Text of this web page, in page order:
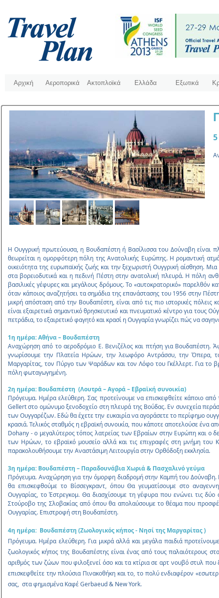
Αρχική Αεροπορικά Ακτοπλοϊκά Ελλάδα Εξωτικά
Η Ουγγρική πρωτεύουσα, η Βουδαπέστη ή Βασίλισσα του Δούναβη είναι
θεωρείται η οµορφότερη πόλη της Ανατολικής Ευρώπης. Η ροµαντική
οικειότητα της ευρωπαϊκής ζωής και την ξεχωριστή Ουγγρική
στα βορειοδυτικά και η πεδινή Πέστη στην ανατολική πλευρά. Η πόλη
βασιλικές γέφυρες και µεγάλους δρόµους. Το «αυτοκρατορικό» παρελθόν
όταν κάποιος αναζητήσει τα σηµάδια της επανάστασης του 1956 στην
µικρή απόσταση από την Βουδαπέστη, είναι από τις πιο ιστορικές
είναι εξαιρετικά σηµαντικό θρησκευτικό και πνευµατικό κέντρο για τους
πετράδια, το εξαιρετικό φαγητό και κρασί η Ουγγαρία γνωρίζει πώς να
1η ημέρα: Αθήνα – Βουδαπέστη
Αναχώρηση από το αεροδρόμιο Ε. Βενιζέλος και πτήση για Βουδαπέστη.
γνωρίσουμε την Πλατεία Ηρώων, την λεωφόρο Αντράσσυ, την Όπερα,
Μαργαρίτας, τον Πύργο των Ψαράδων και τον Λόφο του Γκέλλερτ. Για το
πόλη φωταγωγημένη.
2η ημέρα: Βουδαπέστη (Λουτρά – Αγορά – Εβραϊκή συνοικία)
Πρόγευμα. Ημέρα ελεύθερη. Σας προτείνουμε να επισκεφθείτε κάποιο
Gellert στο ομώνυμο ξενοδοχείο στη πλευρά της Βούδας. Εν συνεχεία
των Ουγγαρέζων. Εδώ θα έχετε την ευκαιρία να αγοράσετε το περίφημο
κρασιά. Τελικός σταθμός η εβραϊκή συνοικία, που κάποτε αποτελούσε
Dohany - ο μεγαλύτερος τόπος λατρείας των Εβραίων στην Ευρώπη και ο
των Ηρώων, το εβραϊκό μουσείο αλλά και τις επιγραφές στη μνήμη
παρακολουθήσουμε την Αναστάσιμη Λειτουργία στην Ορθόδοξη εκκλησία.
3η ημέρα: Βουδαπέστη – Παραδουνάβια Χωριά & Πασχαλινό γεύμα
Πρόγευμα. Αναχώρηση για την όμορφη διαδρομή στην Καμπή του
θα επισκεφθούμε το Βίσσεγκραντ, όπου Θα γευματίσουμε στο
Ουγγαρίας, το Έστρεγκομ. Θα διασχίσουμε τη γέφυρα που ενώνει τις
Στούροβο της Σλοβακίας από όπου θα απολαύσουμε το θέαμα που
Ουγγαρίας. Επιστροφή στη Βουδαπέστη.
4η ημέρα: Βουδαπέστη (Ζωολογικός κήπος - Νησί της Μαργαρίτας )
Πρόγευμα. Ημέρα ελεύθερη. Για μικρά αλλά και μεγάλα παιδιά
ζωολογικός κήπος της Βουδαπέστης είναι ένας από τους παλαιότερους
αριθμός των ζώων που φιλοξενεί όσο και τα κτίρια σε αρτ νουβό στυλ
επισκεφθείτε την πλούσια Πινακοθήκη και το, το πολύ ενδιαφέρον
σας, στα φημισμένα Καφέ Gerbaeud & New York.